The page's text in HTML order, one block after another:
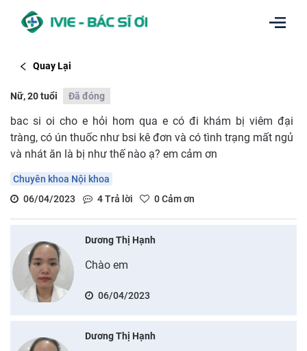
Quay Lại
Nữ, 20 tuổi Đã đóng
bac si oi cho e hỏi hom qua e có đi khám bị viêm đại
tràng, có ún thuốc như bsi kê đơn và có tình trạng mất ngủ
và nhát ăn là bị như thế nào ạ? em cảm ơn
Chuyên khoa Nội khoa
06/04/2023
4Trả lời 0Cảm ơn
Dương Thị Hạnh
Chào em
06/04/2023
Dương Thị Hạnh